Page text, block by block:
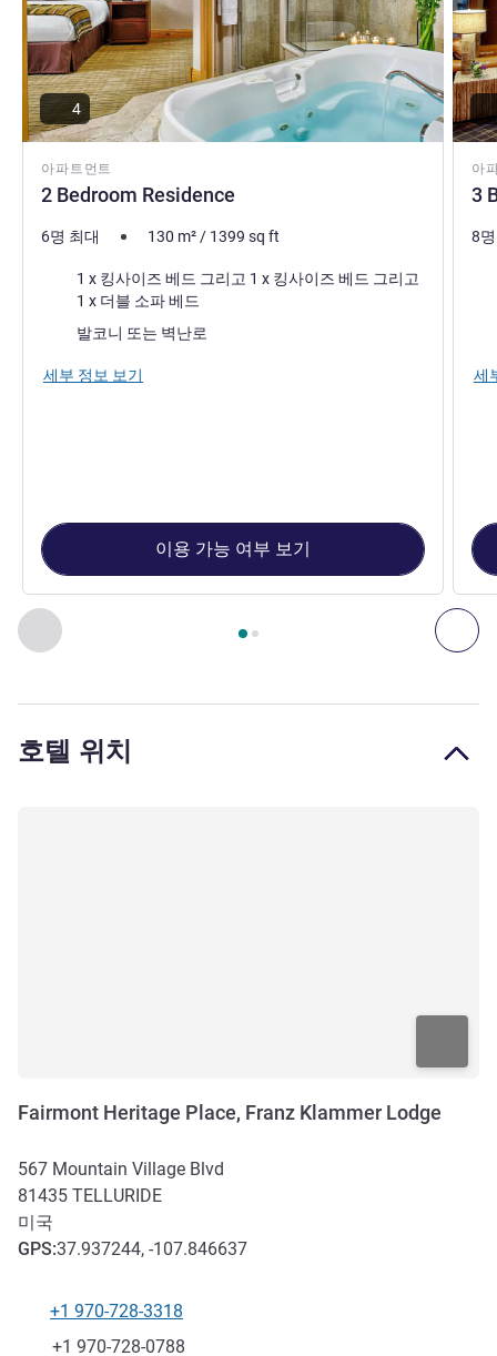
이전 - 아파트먼트 다
2/ 페이지 , 아파트먼트 1 : 2 Bedroom Residence , 아파트먼
아파트먼트
2 Bedroom Residence
4
6명 최대 130 m²/ 1399 sq ft
1 x 킹사이즈 베드 그리고 1 x 킹사이즈 베드 그리고
1 x 더블 소파 베드
가장 많은 숙소:
발코니 또는 벽난로
세부 정보 보기
이용 가능 여부 보기
아
3
8
세
호텔 위치
Fairmont Heritage Place, Franz Klammer Lodge
567 Mountain Village Blvd
81435 TELLURIDE
미국
GPS:37.937244, -107.846637
전화
+1 970-728-3318
팩스
+1 970-728-0788